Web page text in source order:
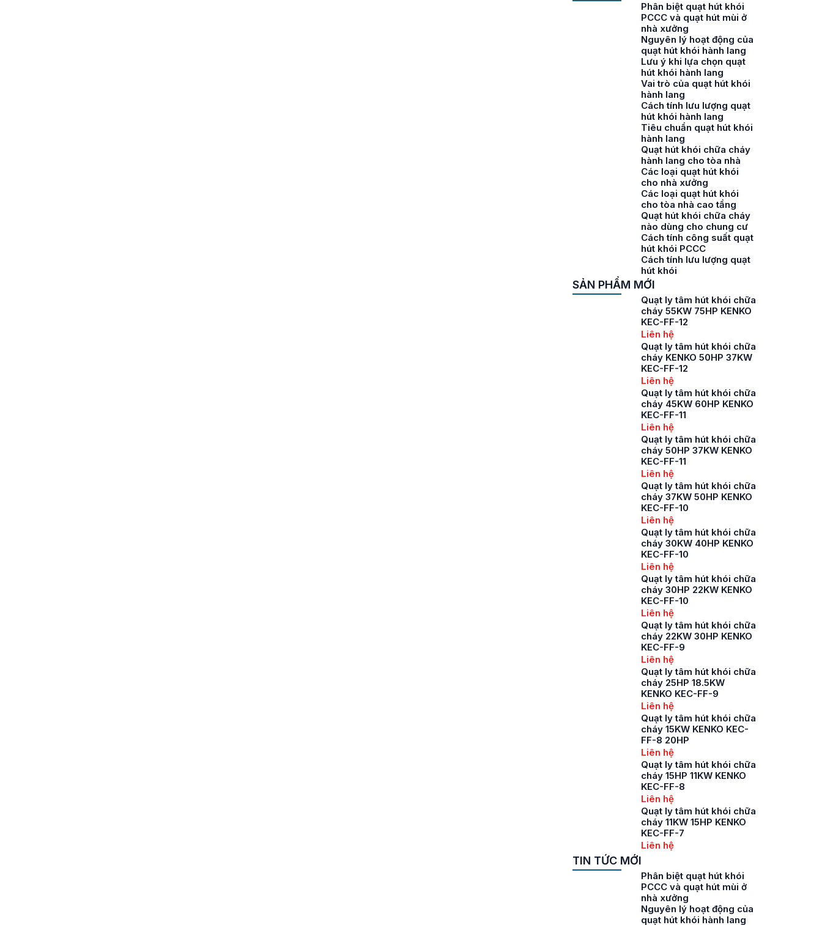
Phân biệt quạt hút khói
PCCC và quạt hút mùi ở
nhà xưởng
Nguyên lý hoạt động của
quạt hút khói hành lang
Lưu ý khi lựa chọn quạt
hút khói hành lang
Vai trò của quạt hút khói
hành lang
Cách tính lưu lượng quạt
hút khói hành lang
Tiêu chuẩn quạt hút khói
hành lang
Quạt hút khói chữa cháy
hành lang cho tòa nhà
Các loại quạt hút khói
cho nhà xưởng
Các loại quạt hút khói
cho tòa nhà cao tầng
Quạt hút khói chữa cháy
nào dùng cho chung cư
Cách tính công suất quạt
hút khói PCCC
Cách tính lưu lượng quạt
hút khói
SẢN PHẨM MỚI
Quạt ly tâm hút khói chữa
cháy 55KW 75HP KENKO
KEC-FF-12
Liên hệ
Quạt ly tâm hút khói chữa
cháy KENKO 50HP 37KW
KEC-FF-12
Liên hệ
Quạt ly tâm hút khói chữa
cháy 45KW 60HP KENKO
KEC-FF-11
Liên hệ
Quạt ly tâm hút khói chữa
cháy 50HP 37KW KENKO
KEC-FF-11
Liên hệ
Quạt ly tâm hút khói chữa
cháy 37KW 50HP KENKO
KEC-FF-10
Liên hệ
Quạt ly tâm hút khói chữa
cháy 30KW 40HP KENKO
KEC-FF-10
Liên hệ
Quạt ly tâm hút khói chữa
cháy 30HP 22KW KENKO
KEC-FF-10
Liên hệ
Quạt ly tâm hút khói chữa
cháy 22KW 30HP KENKO
KEC-FF-9
Liên hệ
Quạt ly tâm hút khói chữa
cháy 25HP 18.5KW
KENKO KEC-FF-9
Liên hệ
Quạt ly tâm hút khói chữa
cháy 15KW KENKO KEC-
FF-8 20HP
Liên hệ
Quạt ly tâm hút khói chữa
cháy 15HP 11KW KENKO
KEC-FF-8
Liên hệ
Quạt ly tâm hút khói chữa
cháy 11KW 15HP KENKO
KEC-FF-7
Liên hệ
TIN TỨC MỚI
Phân biệt quạt hút khói
PCCC và quạt hút mùi ở
nhà xưởng
Nguyên lý hoạt động của
quạt hút khói hành lang